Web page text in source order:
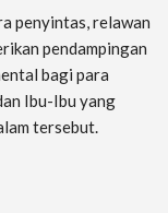
penyintas, relawan
pendampingan
bagi para
Ibu-Ibu yang
tersebut.